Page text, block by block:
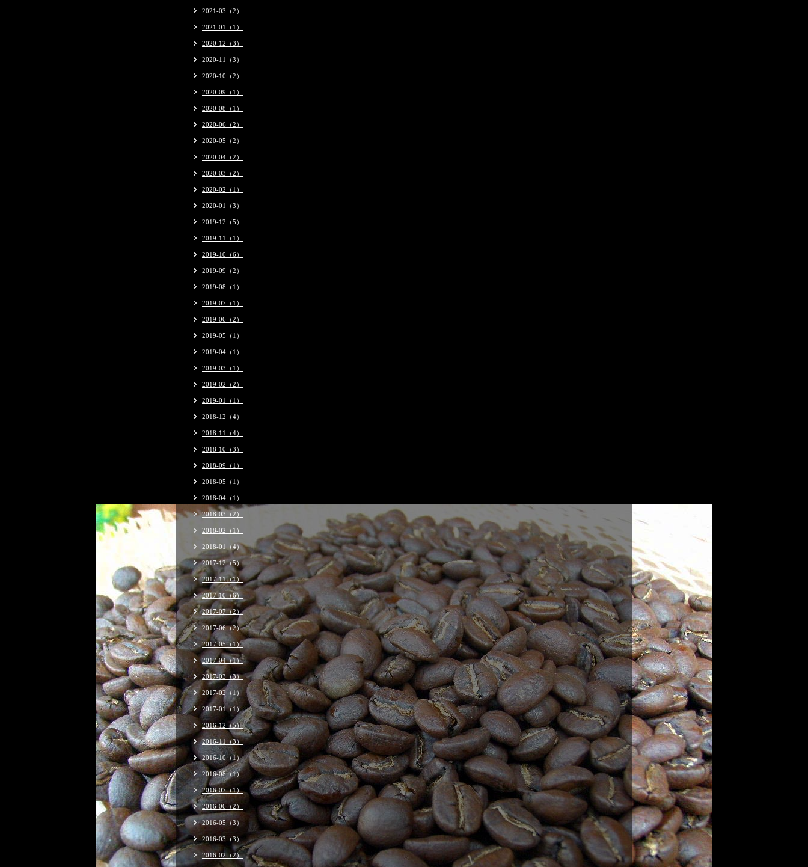
2021-03（2）
2021-01（1）
2020-12（3）
2020-11（3）
2020-10（2）
2020-09（1）
2020-08（1）
2020-06（2）
2020-05（2）
2020-04（2）
2020-03（2）
2020-02（1）
2020-01（3）
2019-12（5）
2019-11（1）
2019-10（6）
2019-09（2）
2019-08（1）
2019-07（1）
2019-06（2）
2019-05（1）
2019-04（1）
2019-03（1）
2019-02（2）
2019-01（1）
2018-12（4）
2018-11（4）
2018-10（3）
2018-09（1）
2018-05（1）
2018-04（1）
2018-03（2）
2018-02（1）
2018-01（4）
2017-12（5）
2017-11（1）
2017-10（6）
2017-07（2）
2017-06（2）
2017-05（1）
2017-04（1）
2017-03（3）
2017-02（1）
2017-01（1）
2016-12（5）
2016-11（3）
2016-10（1）
2016-08（1）
2016-07（1）
2016-06（2）
2016-05（3）
2016-03（3）
2016-02（2）